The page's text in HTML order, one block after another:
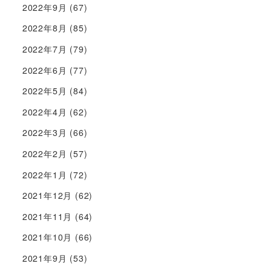
2022年9月 (67)
2022年8月 (85)
2022年7月 (79)
2022年6月 (77)
2022年5月 (84)
2022年4月 (62)
2022年3月 (66)
2022年2月 (57)
2022年1月 (72)
2021年12月 (62)
2021年11月 (64)
2021年10月 (66)
2021年9月 (53)